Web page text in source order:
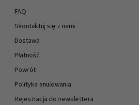
FAQ
Skontaktuj się z nami
Dostawa
Płatność
Powrót
Polityka anulowania
Rejestracja do newslettera